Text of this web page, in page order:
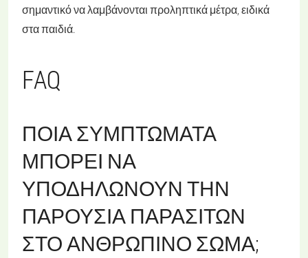
σημαντικό να λαμβάνονται προληπτικά μέτρα, ειδικά
στα παιδιά.
FAQ
ΠΟΙΑ ΣΥΜΠΤΏΜΑΤΑ
ΜΠΟΡΕΊ ΝΑ
ΥΠΟΔΗΛΏΝΟΥΝ ΤΗΝ
ΠΑΡΟΥΣΊΑ ΠΑΡΑΣΊΤΩΝ
ΣΤΟ ΑΝΘΡΏΠΙΝΟ ΣΏΜΑ;